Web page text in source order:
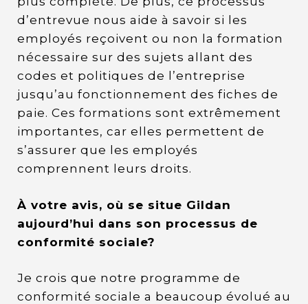
d’entrevue nous aide à savoir si les
employés reçoivent ou non la formation
nécessaire sur des sujets allant des
codes et politiques de l’entreprise
jusqu’au fonctionnement des fiches de
paie. Ces formations sont extrêmement
importantes, car elles permettent de
s’assurer que les employés
comprennent leurs droits.
À votre avis, où se situe Gildan
aujourd’hui dans son processus de
conformité sociale?
Je crois que notre programme de
conformité sociale a beaucoup évolué au